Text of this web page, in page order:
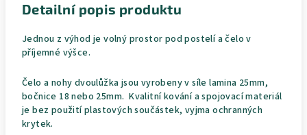
Detailní popis produktu
Jednou z výhod je volný prostor pod postelí a čelo v
příjemné výšce.
Čelo a nohy dvoulůžka jsou vyrobeny v síle lamina 25mm,
bočnice 18 nebo 25mm. Kvalitní kování a spojovací materiál
je bez použití plastových součástek, vyjma ochranných
krytek.